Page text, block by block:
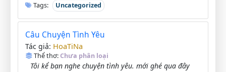
Tags: Uncategorized
Câu Chuyện Tình Yêu
Tác giả: HoaTiNa
Thể thơ:Chưa phân loại
Tôi kể bạn nghe chuyện tình yêu. mới ghé qua đây